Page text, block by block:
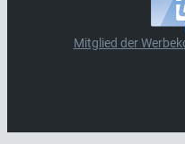
Mitglied der